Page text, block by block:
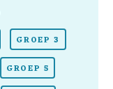
GROEP 3
GROEP 5